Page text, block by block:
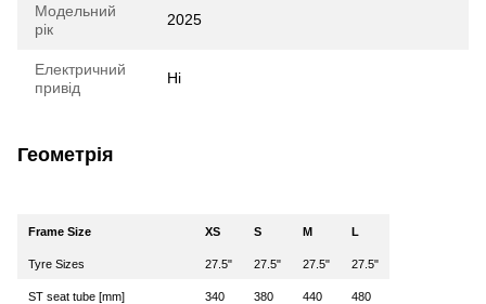
Модельний
рік
2025
Електричний
привід
Ні
Геометрія
Frame Size XS S M L
Tyre Sizes 27.5" 27.5" 27.5" 27.5"
ST seat tube [mm] 340 380 440 480